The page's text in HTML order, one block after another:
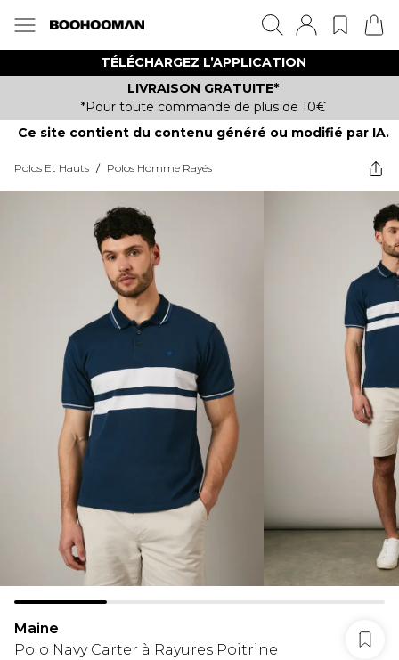
TÉLÉCHARGEZ L’APPLICATION
LIVRAISON GRATUITE*
*Pour toute commande de plus de 10€
Ce site contient du contenu généré ou modifié par IA.
Polos Et Hauts / Polos Homme Rayés
Maine
Polo Navy Carter à Rayures Poitrine